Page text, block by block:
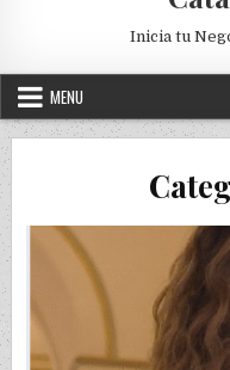
Inicia tu
MENU